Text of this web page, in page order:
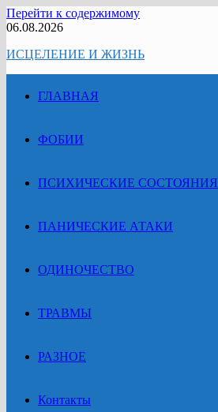
Перейти к содержимому
06.08.2026
ИСЦЕЛЕНИЕ И ЖИЗНЬ
ГЛАВНАЯ
ФОБИИ
ПСИХИЧЕСКИЕ СОСТОЯНИЯ
ПАНИЧЕСКИЕ АТАКИ
ОДИНОЧЕСТВО
ТРАВМЫ
РАЗНОЕ
Контакты